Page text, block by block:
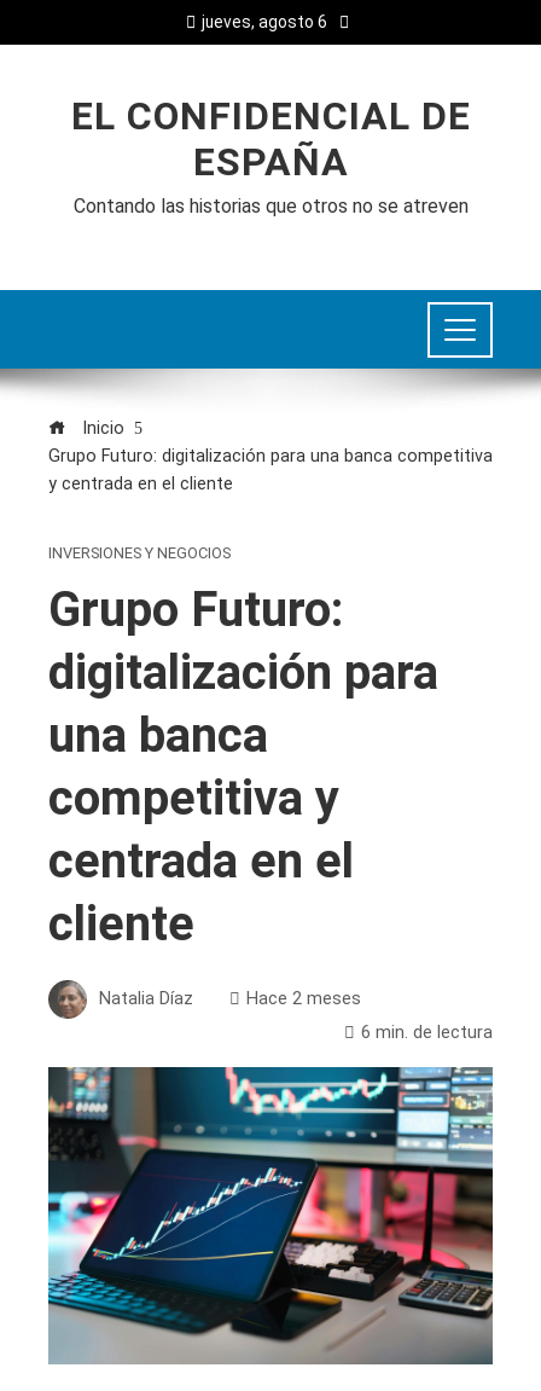
jueves, agosto 6
EL CONFIDENCIAL DE
ESPAÑA
Contando las historias que otros no se atreven
Inicio
Grupo Futuro: digitalización para una banca competitiva
y centrada en el cliente
INVERSIONES Y NEGOCIOS
Grupo Futuro:
digitalización para
una banca
competitiva y
centrada en el
cliente
Natalia Díaz
Hace 2 meses
6 min. de lectura